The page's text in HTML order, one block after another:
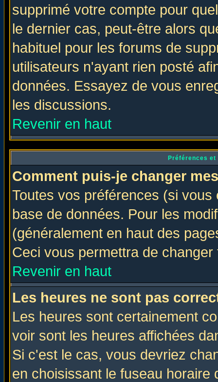
supprimé votre compte pour
le dernier cas, peut-être alors
habituel pour les forums de
utilisateurs n'ayant rien posté
données. Essayez de vous
les discussions.
Revenir en haut
Préférences
Comment puis-je changer
Toutes vos préférences (si
base de données. Pour les
(généralement en haut des
Ceci vous permettra de
Revenir en haut
Les heures ne sont pas
Les heures sont certainement
voir sont les heures affichées
Si c'est le cas, vous devriez
en choisissant le fuseau